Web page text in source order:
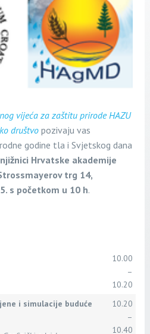
vijeća za zaštitu prirode HAZU
društvopozivaju vas
godine tla i Svjetskog dana
Hrvatske akademije
trg 14,
s početkom u 10 h.
10.00
–
10.20
i simulacije buduće
10.20
–
10.40